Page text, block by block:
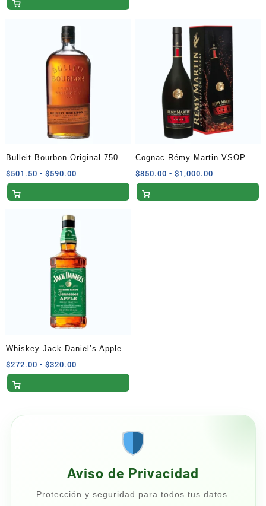
$440.00
$290.00
Bulleit Bourbon Original 750
ml
$501.50 - $590.00
de
hasta
$590.00
Cognac Rémy Martin VSOP
700 ml
$850.00 - $1,000.00
de
Whiskey Jack Daniel’s Apple
700 ml
$272.00 - $320.00
de
$272.00
Aviso de Privacidad
Protección y seguridad para todos tus datos.